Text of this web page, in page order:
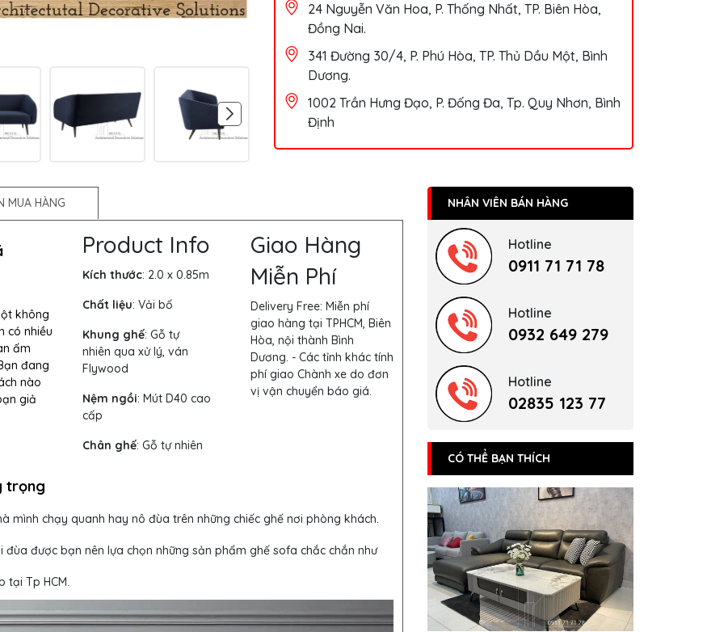
24 Nguyễn Văn Hoa, P. Thống Nhất, TP. Biên Hòa,
Đồng Nai.
341 Đường 30/4, P. Phú Hòa, TP. Thủ Dầu Một, Bình
Dương.
1002 Trần Hưng Đạo, P. Đống Đa, Tp. Quy Nhơn, Bình
Định
MUA HÀNG
không
có nhiều
ấm
đang
nào
giả
Product Info
Kích thước: 2.0 x 0.85m
Chất liệu: Vải bố
Khung ghế: Gỗ tự
nhiên qua xử lý, ván
Flywood
Nệm ngồi: Mút D40 cao
cấp
Chân ghế: Gỗ tự nhiên
Giao Hàng
Miễn Phí
Delivery Free: Miễn phí
giao hàng tại TPHCM, Biên
Hòa, nội thành Bình
Dương. - Các tỉnh khác tính
phí giao Chành xe do đơn
vị vận chuyển báo giá.
trọng
mình chạy quanh hay nô đùa trên những chiếc ghế nơi phòng khách.
được bạn nên lựa chọn những sản phẩm ghế sofa chắc chắn như
tại Tp HCM.
NHÂN VIÊN BÁN HÀNG
Hotline
0911 71 71 78
Hotline
0932 649 279
Hotline
02835 123 77
CÓ THỂ BẠN THÍCH